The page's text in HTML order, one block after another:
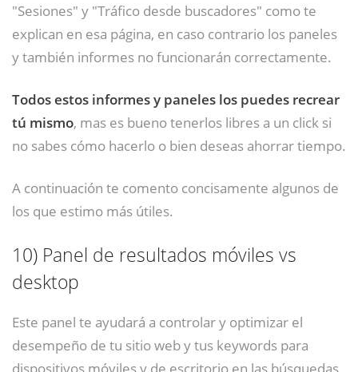
"Sesiones" y "Tráfico desde buscadores" como te
explican en esa página, en caso contrario los paneles
y también informes no funcionarán correctamente.
Todos estos informes y paneles los puedes recrear
tú mismo, mas es bueno tenerlos libres a un click si
no sabes cómo hacerlo o bien deseas ahorrar tiempo.
A continuación te comento concisamente algunos de
los que estimo más útiles.
10) Panel de resultados móviles vs
desktop
Este panel te ayudará a controlar y optimizar el
desempeño de tu sitio web y tus keywords para
dispositivos móviles y de escritorio en las búsquedas